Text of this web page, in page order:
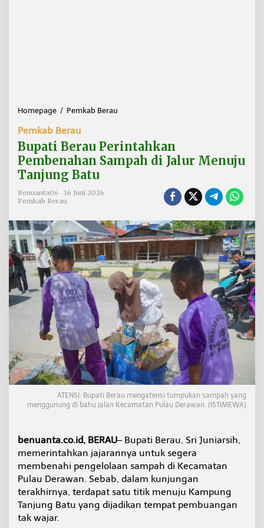
Homepage / Pemkab Berau
a
t
i
P
e
r
i
n
t
a
h
k
a
n
P
e
m
b
e
n
a
n
S
m
p
a
h
Pemkab Berau
Bupati Berau Perintahkan
Pembenahan Sampah di Jalur Menuju
Tanjung Batu
Benuanta06
16 Juni 2026
Pemkab Berau
ATENSI: Bupati Berau mengatensi tumpukan sampah yang
menggunung di bahu jalan Kecamatan Pulau Derawan. (ISTIMEWA)
benuanta.co.id, BERAU– Bupati Berau, Sri Juniarsih,
memerintahkan jajarannya untuk segera
membenahi pengelolaan sampah di Kecamatan
Pulau Derawan. Sebab, dalam kunjungan
terakhirnya, terdapat satu titik menuju Kampung
Tanjung Batu yang dijadikan tempat pembuangan
tak wajar.